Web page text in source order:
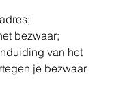
bezwaar;
van het
je bezwaar